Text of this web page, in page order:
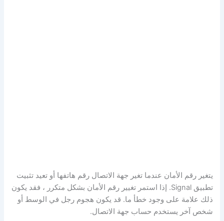
يتغير رقم الأمان عندما تغير جهة الاتصال رقم هاتفها أو تعيد تثبيت
تطبيق Signal. إذا استمر تغيير رقم الأمان بشكل متكرر ، فقد يكون
ذلك علامة على وجود خطأ ما. قد يكون هجوم رجل في الوسط أو
شخص آخر يستخدم حساب جهة الاتصال.